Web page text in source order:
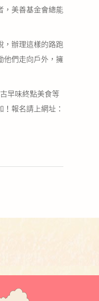
，美善基金會總能
，辦理這樣的路跑
他們走向戶外，擁
早味終點美食等
報名請上網址：